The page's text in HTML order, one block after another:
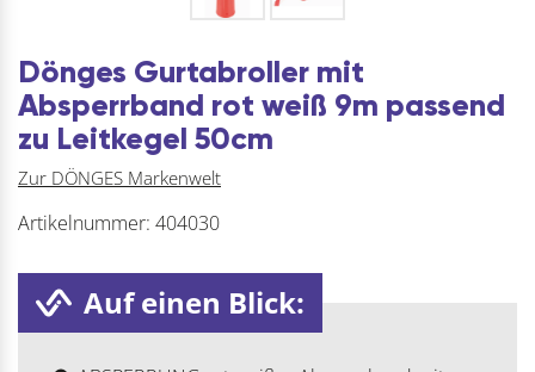
Dönges Gurtabroller mit
Absperrband rot weiß 9m passend
zu Leitkegel 50cm
Zur DÖNGES Markenwelt
Artikelnummer: 404030
Auf einen Blick: